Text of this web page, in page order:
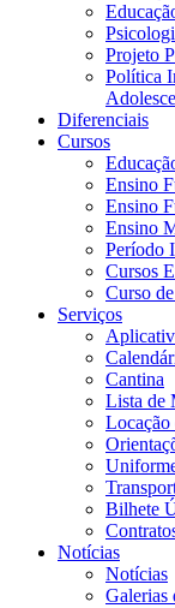
Projeto
Política
Diferenciais
Cursos
Ensino
Ensino
Ensino
Período
Cursos
Curso
Serviços
Cantina
Lista de
Locação
Bilhete
Notícias
Notícias
Galerias